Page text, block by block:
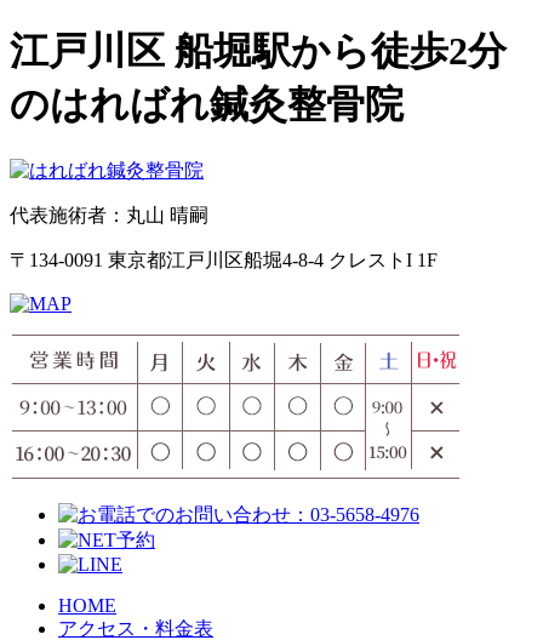
江戸川区 船堀駅から徒歩2分
のはればれ鍼灸整骨院
代表施術者：丸山 晴嗣
〒134-0091 東京都江戸川区船堀4-8-4 クレストI 1F
HOME
アクセス・料金表